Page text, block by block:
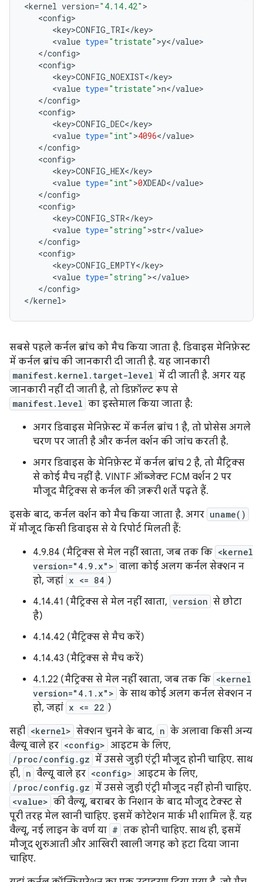
<kernel version="4.14.42"
<config
<key>CONFIG_TRI</key
<value type="tristate" >y</value
</config
<config
<key>CONFIG_NOEXIST</key
<value type="tristate" >n</value
</config
<config
<key>CONFIG_DEC</key
<value type="int" >4096</value
</config
<config
<key>CONFIG_HEX</key
<value type="int" >0XDEAD</value
</config
<config
<key>CONFIG_STR</key
<value type="string" >str</value
</config
<config
<key>CONFIG_EMPTY</key
<value type="string" ></value
</config>
</kernel>
सबसे पहले कर्नल ब्रांच को मैच किया जाता है. डिवाइस मेनिफ़ेस्ट
में कर्नल ब्रांच की जानकारी दी जाती है. यह जानकारी
manifest.kernel.target-level में दी जाती है. अगर यह
जानकारी नहीं दी जाती है, तो डिफ़ॉल्ट रूप से
manifest.level का इस्तेमाल किया जाता है:
अगर डिवाइस मेनिफ़ेस्ट में कर्नल ब्रांच 1 है, तो प्रोसेस अगले
चरण पर जाती है और कर्नल वर्शन की जांच करती है.
अगर डिवाइस के मेनिफ़ेस्ट में कर्नल ब्रांच 2 है, तो मैट्रिक्स
से कोई मैच नहीं है. VINTF ऑब्जेक्ट FCM वर्शन 2 पर
मौजूद मैट्रिक्स से कर्नल की ज़रूरी शर्तें पढ़ते हैं.
इसके बाद, कर्नल वर्शन को मैच किया जाता है. अगर uname()
में मौजूद किसी डिवाइस से ये रिपोर्ट मिलती हैं:
4.9.84 (मैट्रिक्स से मेल नहीं खाता, जब तक कि <kernel
version="4.9.x"> वाला कोई अलग कर्नल सेक्शन न
हो, जहां x <= 84 )
4.14.41 (मैट्रिक्स से मेल नहीं खाता, version से छोटा
है)
4.14.42 (मैट्रिक्स से मैच करें)
4.14.43 (मैट्रिक्स से मैच करें)
4.1.22 (मैट्रिक्स से मेल नहीं खाता, जब तक कि <kernel
version="4.1.x"> के साथ कोई अलग कर्नल सेक्शन न
हो, जहां x <= 22 )
सही <kernel> सेक्शन चुनने के बाद, n के अलावा किसी अन्य
वैल्यू वाले हर <config> आइटम के लिए,
/proc/config.gz में उससे जुड़ी एंट्री मौजूद होनी चाहिए. साथ
ही, n वैल्यू वाले हर <config> आइटम के लिए,
/proc/config.gz में उससे जुड़ी एंट्री मौजूद नहीं होनी चाहिए.
<value> की वैल्यू, बराबर के निशान के बाद मौजूद टेक्स्ट से
पूरी तरह मेल खानी चाहिए. इसमें कोटेशन मार्क भी शामिल हैं. यह
वैल्यू, नई लाइन के वर्ण या # तक होनी चाहिए. साथ ही, इसमें
मौजूद शुरुआती और आखिरी खाली जगह को हटा दिया जाना
चाहिए.